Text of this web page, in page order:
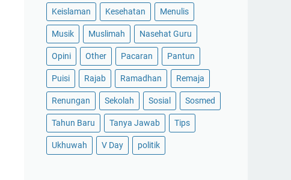
Keislaman Kesehatan Menulis
Musik Muslimah Nasehat Guru
Opini Other Pacaran Pantun
Puisi Rajab Ramadhan Remaja
Renungan Sekolah Sosial Sosmed
Tahun Baru Tanya Jawab Tips
Ukhuwah V Day politik